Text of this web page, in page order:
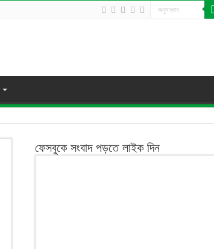
ফেসবুকে সংবাদ পড়তে লাইক দিন